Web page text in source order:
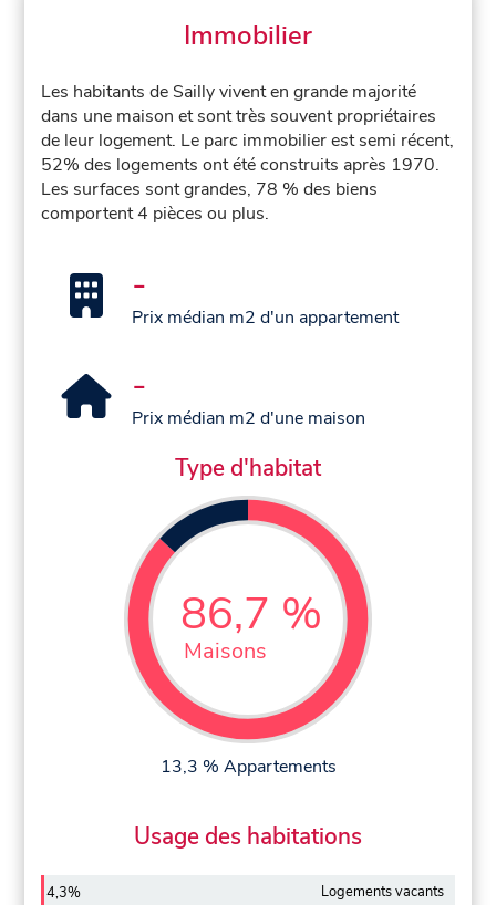
Immobilier
Les habitants de Sailly vivent en grande majorité
dans une maison et sont très souvent propriétaires
de leur logement. Le parc immobilier est semi récent,
52% des logements ont été construits après 1970.
Les surfaces sont grandes, 78 % des biens
comportent 4 pièces ou plus.
-
Prix médian m2 d'un appartement
-
Prix médian m2 d'une maison
Type d'habitat
86,7 %
Maisons
13,3 % Appartements
Usage des habitations
4,3% Logements vacants